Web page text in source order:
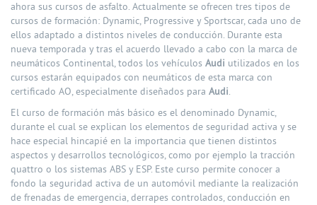
ahora sus cursos de asfalto. Actualmente se ofrecen tres tipos de
cursos de formación: Dynamic, Progressive y Sportscar, cada uno de
ellos adaptado a distintos niveles de conducción. Durante esta
nueva temporada y tras el acuerdo llevado a cabo con la marca de
neumáticos Continental, todos los vehículos Audi utilizados en los
cursos estarán equipados con neumáticos de esta marca con
certificado AO, especialmente diseñados para Audi.
El curso de formación más básico es el denominado Dynamic,
durante el cual se explican los elementos de seguridad activa y se
hace especial hincapié en la importancia que tienen distintos
aspectos y desarrollos tecnológicos, como por ejemplo la tracción
quattro o los sistemas ABS y ESP. Este curso permite conocer a
fondo la seguridad activa de un automóvil mediante la realización
de frenadas de emergencia, derrapes controlados, conducción en